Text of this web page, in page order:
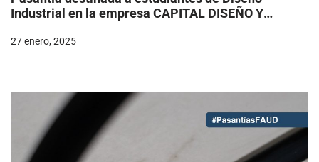
Industrial en la empresa CAPITAL DISEÑO Y
27 enero, 2025